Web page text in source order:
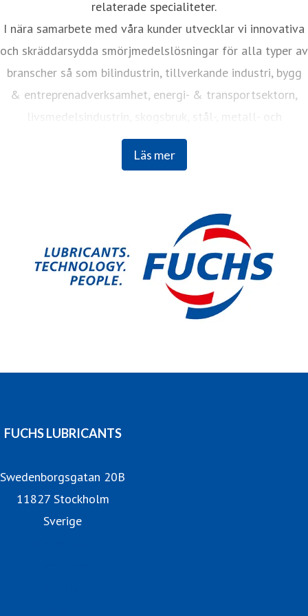
Läs mer
relaterade specialiteter.
I nära samarbete med våra kunder utvecklar vi innovativa
och skräddarsydda smörjmedelslösningar för alla typer av
branscher så som bilindustrin, tillverkande industri, bygg
& entreprenadverksamhet, energi- & transportsektorn,
livsmedelsindustrin, skogsbruk, stål-, metall- och
cementindustrier med flera.
FUCHS är världens största oberoende leverantör av
i över 50 länder som alla delar samma mål: att hålla
världen i rörelse med både hållbarhet och effektivitet i
fokus.
FUCHS LUBRICANTS
Swedenborgsgatan 20B
11827 Stockholm
Sverige